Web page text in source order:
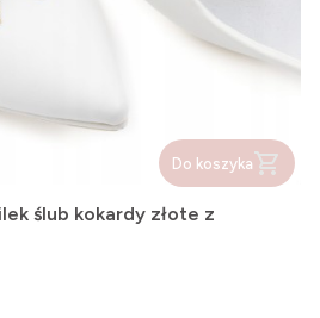
Do koszyka
ślub kokardy złote z